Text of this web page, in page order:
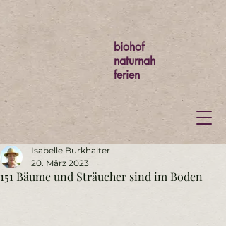
biohof
naturnah
ferien
151 Bäume und Sträucher sind im Boden
Isabelle Burkhalter
20. März 2023